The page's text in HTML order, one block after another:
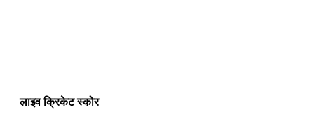
लाइव क्रिकेट स्कोर